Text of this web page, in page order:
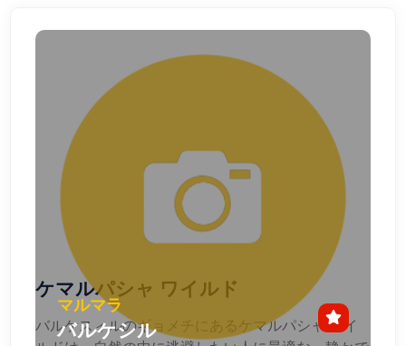
マルマラ
バルケシル
ケマルパシャ ワイルド
バルケスィルのギョメチにあるケマルパシャ ワイ